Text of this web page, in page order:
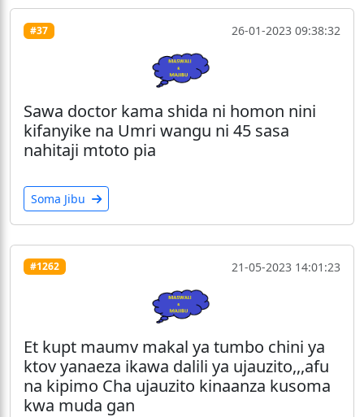
#37 26-01-2023 09:38:32
Sawa doctor kama shida ni homon nini
kifanyike na Umri wangu ni 45 sasa
nahitaji mtoto pia
Soma Jibu
#1262 21-05-2023 14:01:23
Et kupt maumv makal ya tumbo chini ya
ktov yanaeza ikawa dalili ya ujauzito,,,afu
na kipimo Cha ujauzito kinaanza kusoma
kwa muda gan